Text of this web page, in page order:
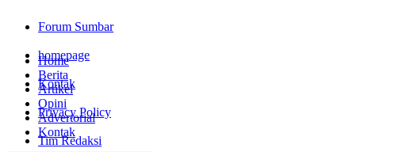
Forum Sumbar
homepage
Kontak
Privacy Policy
Tim Redaksi
Home
Berita
Artikel
Opini
Advertorial
Kontak